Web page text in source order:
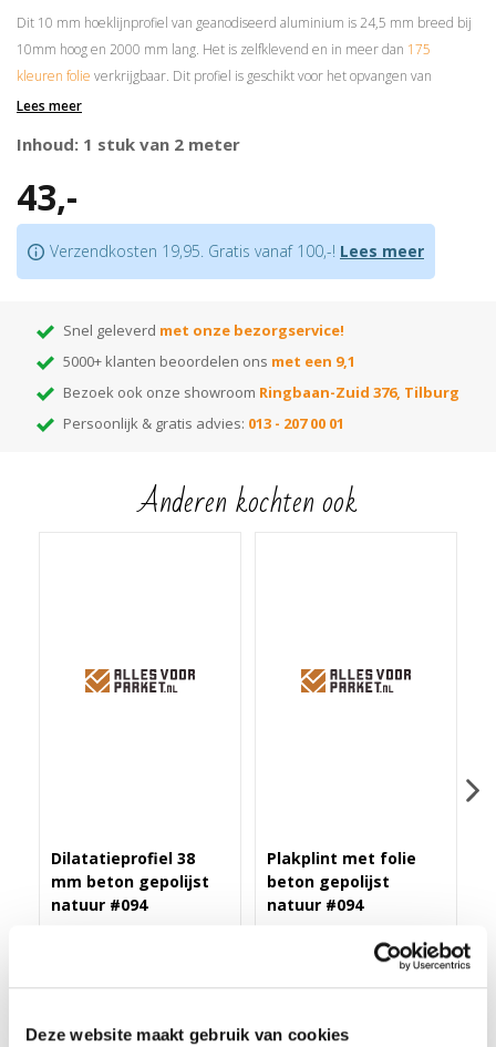
Deze website maakt gebruik van cookies
Dit 10 mm hoeklijnprofiel van geanodiseerd aluminium is 24,5 mm breed bij
10mm hoog en 2000 mm lang. Het is zelfklevend en in meer dan 175
kleuren folie verkrijgbaar. Dit profiel is geschikt voor het opvangen van
hoogteverschillen van maximaal 8 mm.
Prijs is per 2 meter
Goed voor het opvangen van hoogteverschillen van max. 8 mm
Let op:
Tip:ben je nog op zoek naar de juiste kleur? Huur dan onzemonsterwaaier
Hiermee kun je thuis de beste kleur kiezen! Elke kleur op de waaier heeft
gewenste kleurnummer in de zoekbalk van onze webshop en je vindt alle
bijpassende items die in die kleur leverbaar zijn!
Lees meer
Inhoud: 1 stuk van 2 meter
43,-
Verzendkosten 19,95. Gratis vanaf 100,-! Lees meer
Snel geleverd met onze bezorgservice!
5000+ klanten beoordelen ons met een 9,1
Bezoek ook onze showroom Ringbaan-Zuid 376, Tilburg
Persoonlijk & gratis advies: 013 - 207 00 01
Anderen kochten ook
Dilatatieprofiel 38
mm beton gepolijst
natuur #094
Plakplint met folie
beton gepolijst
natuur #094